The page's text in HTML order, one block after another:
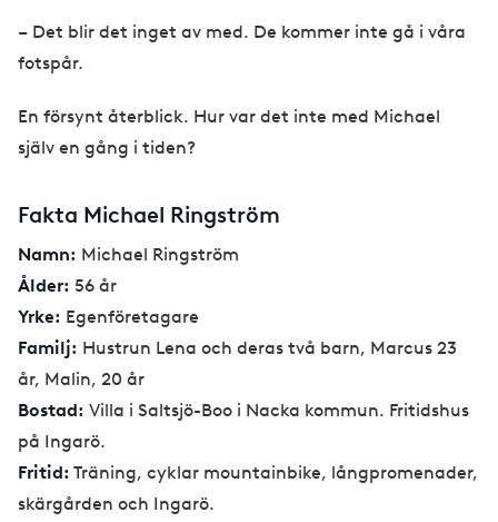
– Det blir det inget av med. De kommer inte gå i våra
fotspår.
En försynt återblick. Hur var det inte med Michael
själv en gång i tiden?
Fakta Michael Ringström
Namn: Michael Ringström
Ålder: 56 år
Yrke: Egenföretagare
Familj: Hustrun Lena och deras två barn, Marcus 23
år, Malin, 20 år
Bostad: Villa i Saltsjö-Boo i Nacka kommun. Fritidshus
på Ingarö.
Fritid: Träning, cyklar mountainbike, långpromenader,
skärgården och Ingarö.